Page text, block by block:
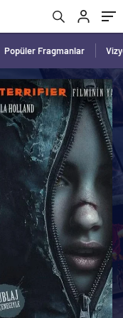
Popüler Fragmanlar